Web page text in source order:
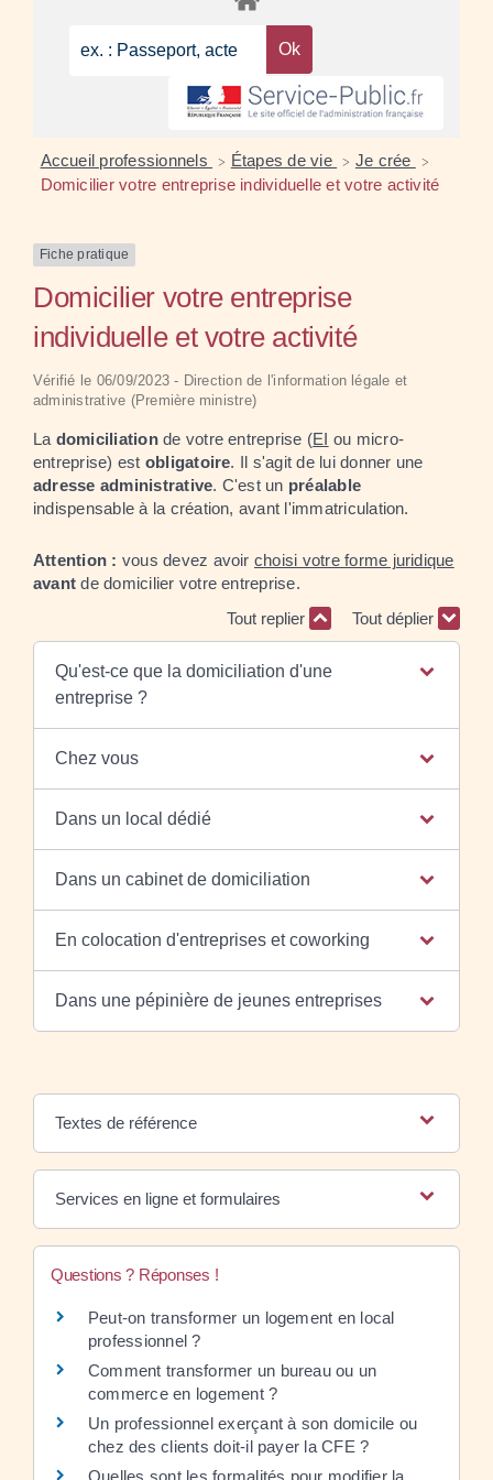
Accueil professionnels > Étapes de vie > Je crée >
Domicilier votre entreprise individuelle et votre activité
Fiche pratique
Domicilier votre entreprise
individuelle et votre activité
Vérifié le 06/09/2023 - Direction de l'information légale et
administrative (Première ministre)
La domiciliationde votre entreprise (EI ou micro-
entreprise) est obligatoire. Il s'agit de lui donner une
adresse administrative. C'est un préalable
indispensable à la création, avant l'immatriculation.
Attention : vous devez avoir choisi votre forme juridique
avant de domicilier votre entreprise.
Tout replier
Tout déplier
Qu'est-ce que la domiciliation d'une
entreprise ?
Chez vous
Dans un local dédié
Dans un cabinet de domiciliation
En colocation d'entreprises et coworking
Dans une pépinière de jeunes entreprises
Textes de référence
Services en ligne et formulaires
Questions ? Réponses !
Peut-on transformer un logement en local
professionnel ?
Comment transformer un bureau ou un
commerce en logement ?
Un professionnel exerçant à son domicile ou
chez des clients doit-il payer la CFE ?
Quelles sont les formalités pour modifier la